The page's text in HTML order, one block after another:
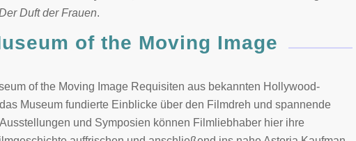
Duft der Frauen.
of the Moving Image
of the Moving Image Requisiten aus bekannten Hollywood-
Museum fundierte Einblicke über den Filmdreh und spannende
und Symposien können Filmliebhaber hier ihre